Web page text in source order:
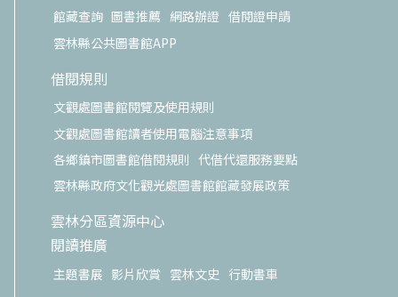
館藏查詢 圖書推薦 網路辦證 借閱證申請
雲林縣公共圖書館APP
借閱規則
文觀處圖書館閱覽及使用規則
文觀處圖書館讀者使用電腦注意事項
各鄉鎮市圖書館借閱規則 代借代還服務要點
雲林縣政府文化觀光處圖書館館藏發展政策
雲林分區資源中心
閱讀推廣
主題書展 影片欣賞 雲林文史 行動書車